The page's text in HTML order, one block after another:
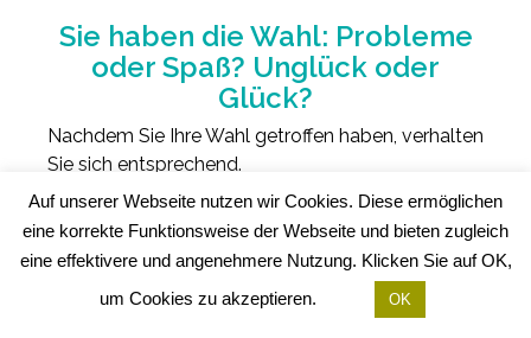
Sie haben die Wahl: Probleme
oder Spaß? Unglück oder
Glück?
Nachdem Sie Ihre Wahl getroffen haben, verhalten
Sie sich entsprechend.
Haben Sie Spaß! Im Leben geht es um Spaß.
Verändern Sie die Programmierung Ihres
Auf unserer Webseite nutzen wir Cookies. Diese ermöglichen
eine korrekte Funktionsweise der Webseite und bieten zugleich
eine effektivere und angenehmere Nutzung. Klicken Sie auf OK,
um Cookies zu akzeptieren.
OK